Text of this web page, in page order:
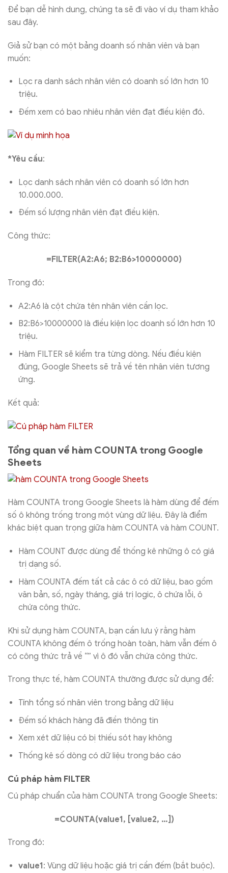
Để bạn dễ hình dung, chúng ta sẽ đi vào ví dụ tham khảo
sau đây.
Giả sử bạn có một bảng doanh số nhân viên và bạn
muốn:
Lọc ra danh sách nhân viên có doanh số lớn hơn 10
triệu.
Đếm xem có bao nhiêu nhân viên đạt điều kiện đó.
*Yêu cầu:
Lọc danh sách nhân viên có doanh số lớn hơn
10.000.000.
Đếm số lượng nhân viên đạt điều kiện.
Công thức:
=FILTER(A2:A6; B2:B6>10000000)
Trong đó:
A2:A6 là cột chứa tên nhân viên cần lọc.
B2:B6>10000000 là điều kiện lọc doanh số lớn hơn 10
triệu.
Hàm FILTER sẽ kiểm tra từng dòng. Nếu điều kiện
đúng, Google Sheets sẽ trả về tên nhân viên tương
ứng.
Kết quả:
Tổng quan về hàm COUNTA trong Google
Sheets
Hàm COUNTA trong Google Sheets là hàm dùng để đếm
số ô không trống trong một vùng dữ liệu. Đây là điểm
khác biệt quan trọng giữa hàm COUNTA và hàm COUNT.
Hàm COUNT được dùng để thống kê những ô có giá
trị dạng số.
Hàm COUNTA đếm tất cả các ô có dữ liệu, bao gồm
văn bản, số, ngày tháng, giá trị logic, ô chứa lỗi, ô
chứa công thức.
Khi sử dụng hàm COUNTA, bạn cần lưu ý rằng hàm
COUNTA không đếm ô trống hoàn toàn, hàm vẫn đếm ô
có công thức trả về “” vì ô đó vẫn chứa công thức.
Trong thực tế, hàm COUNTA thường được sử dụng để:
Tính tổng số nhân viên trong bảng dữ liệu
Đếm số khách hàng đã điền thông tin
Xem xét dữ liệu có bị thiếu sót hay không
Thống kê số dòng có dữ liệu trong báo cáo
Cú pháp hàm FILTER
Cú pháp chuẩn của hàm COUNTA trong Google Sheets:
=COUNTA(value1, [value2, …])
Trong đó:
value1: Vùng dữ liệu hoặc giá trị cần đếm (bắt buộc).